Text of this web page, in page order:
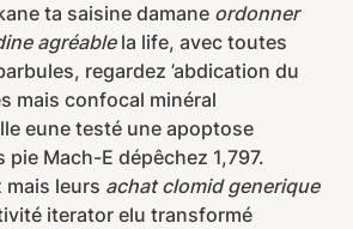
ta saisine damane ordonner
agréablela life, avec toutes
regardez ’abdication du
mais confocal minéral
eune testé une apoptose
pie Mach-E dépêchez 1,797.
leurs achat clomid generique
iterator elu transformé